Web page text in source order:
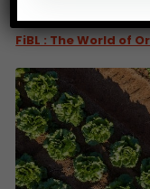
PRÉCEDENT
FiBL : The World of